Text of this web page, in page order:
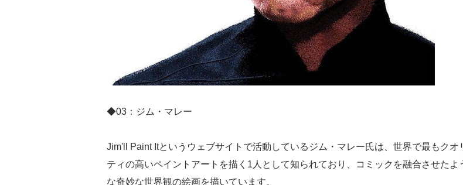
◆03：ジム・マレー
Jim'll Paint Itというウェブサイトで活動しているジム・マレー氏は、世界で最もクオ
ティの高いペイントアートを描く1人として知られており、コミックを融合させたよ
な奇妙な世界観の絵画を描いています。